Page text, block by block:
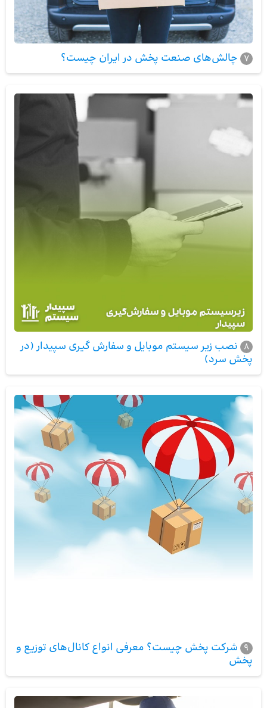
7 چالش‌های صنعت پخش در ایران چیست؟
8 نصب زیر سیستم موبایل و سفارش گیری سپیدار (در
پخش سرد)
9 شرکت پخش چیست؟ معرفی انواع کانال‌های توزیع و
پخش